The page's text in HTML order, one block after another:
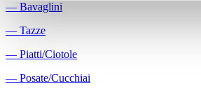
― Bavaglini
― Tazze
― Piatti/Ciotole
― Posate/Cucchiai